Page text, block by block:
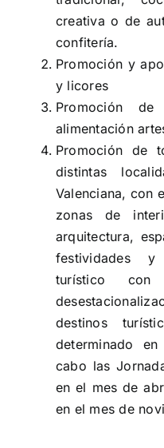
creativa o de
confitería.
Promoción y
y licores
Promoción
alimentación
Promoción de
distintas
Valenciana, con
zonas de
arquitectura,
festividades
turístico
destinos
determinado
cabo las
en el mes de
en el mes de